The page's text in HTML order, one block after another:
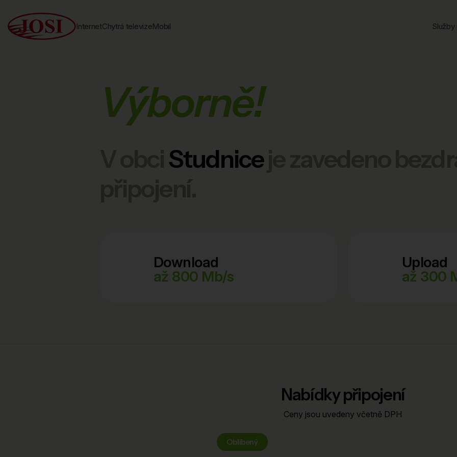
InternetChytrá televizeMobil
Výborně!
Studniceje zavedeno
Download
až 800 Mb/s
Upload
až 300
Nabídky připojení
Ceny jsou uvedeny včetně DPH
Oblíbený